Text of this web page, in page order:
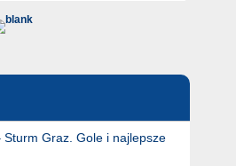
Graz. Gole i najlepsze